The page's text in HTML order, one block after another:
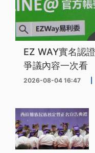
EZ WAY實名認
爭議內容一次看
2026-08-04 16:47